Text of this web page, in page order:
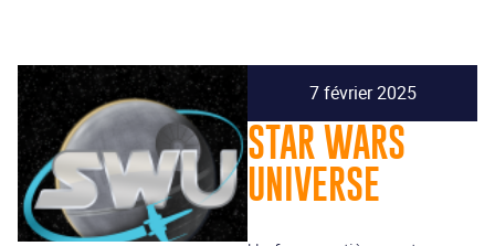
7 février 2025
STAR WARS
UNIVERSE